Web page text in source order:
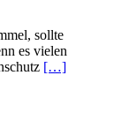
sollte
es vielen
[…]